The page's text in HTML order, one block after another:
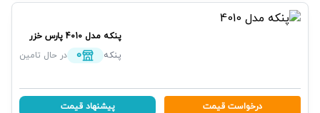
پنکه مدل 4010
پارس خزر
پنکه
0 در حال تامین
درخواست قیمت پیشنهاد قیمت